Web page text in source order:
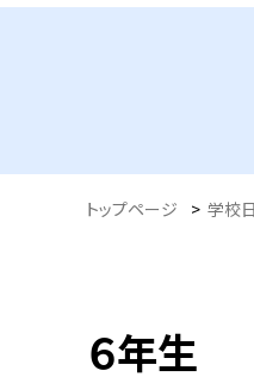
トップページ > 学校
６年生